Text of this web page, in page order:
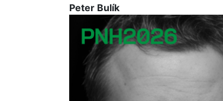
Peter Bulík